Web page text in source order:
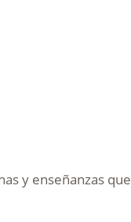
y enseñanzas que